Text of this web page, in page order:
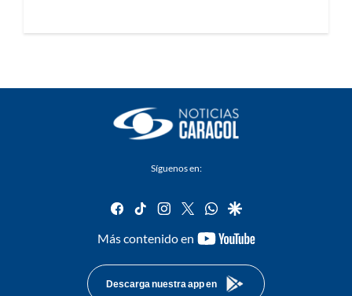
Síguenos en:
facebook
tiktok instagram
twitterwhatsapp
google
Más contenido en
youtube-
Descarga nuestra app en